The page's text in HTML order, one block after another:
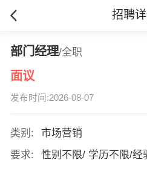
招聘
部门经理/全职
面议
发布时间:2026-08-07
类别:
市场营销
要求:
性别不限/ 学历不限/经